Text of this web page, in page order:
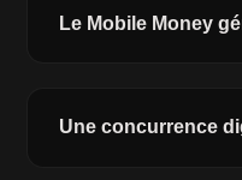
Le Mobile Money
Une concurrence